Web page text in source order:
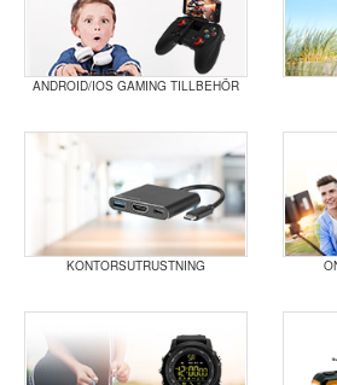
ANDROID/IOS GAMING TILLBEHÖR
KONTORSUTRUSTNING